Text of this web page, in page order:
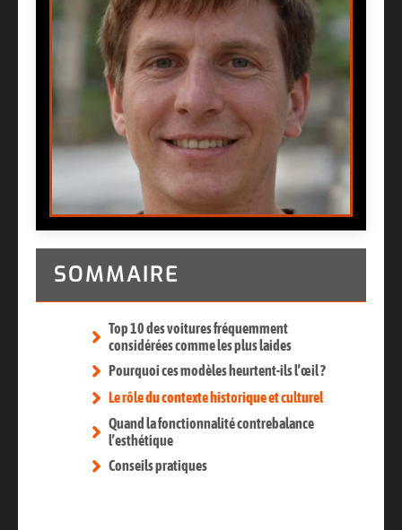
SOMMAIRE
Top 10 des voitures fréquemment
considérées comme les plus laides
Pourquoi ces modèles heurtent-ils l’œil ?
Le rôle du contexte historique et culturel
Quand la fonctionnalité contrebalance
l’esthétique
Conseils pratiques